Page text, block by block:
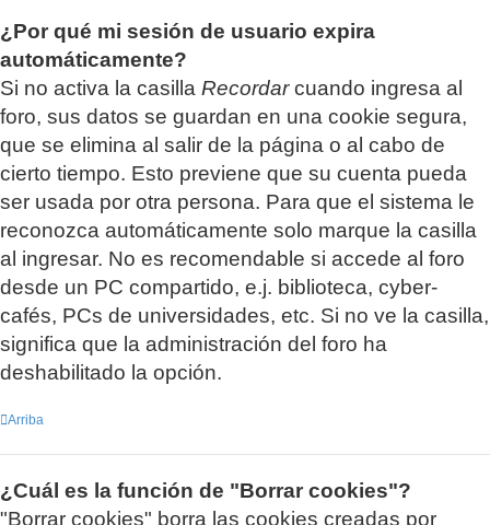
¿Por qué mi sesión de usuario expira
automáticamente?
Si no activa la casilla Recordarcuando ingresa al
foro, sus datos se guardan en una cookie segura,
que se elimina al salir de la página o al cabo de
cierto tiempo. Esto previene que su cuenta pueda
ser usada por otra persona. Para que el sistema le
reconozca automáticamente solo marque la casilla
al ingresar. No es recomendable si accede al foro
desde un PC compartido, e.j. biblioteca, cyber-
cafés, PCs de universidades, etc. Si no ve la casilla,
significa que la administración del foro ha
deshabilitado la opción.
Arriba
¿Cuál es la función de "Borrar cookies"?
"Borrar cookies" borra las cookies creadas por